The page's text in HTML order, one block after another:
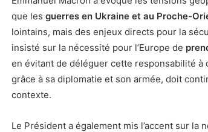
que les guerres en Ukraine et au Proche-
lointains, mais des enjeux directs pour la
insisté sur la nécessité pour l’Europe de
en évitant de déléguer cette responsabilité à
grâce à sa diplomatie et son armée, doit
contexte.
Le Président a également mis l’accent sur la